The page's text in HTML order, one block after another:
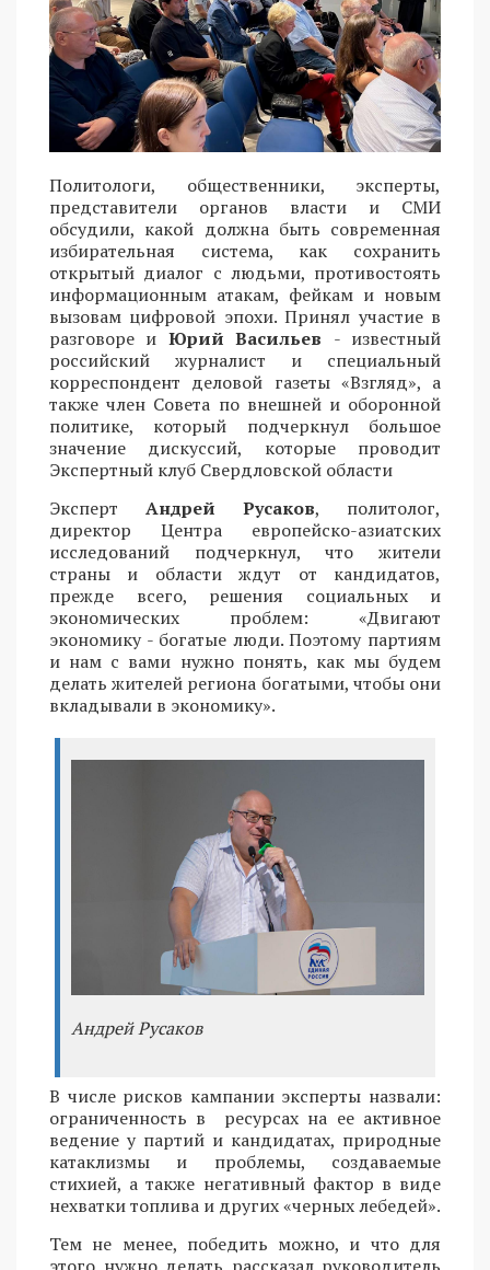
Политологи, общественники, эксперты,
представители органов власти и СМИ
обсудили, какой должна быть современная
избирательная система, как сохранить
открытый диалог с людьми, противостоять
информационным атакам, фейкам и новым
вызовам цифровой эпохи. Принял участие в
разговоре и Юрий Васильев - известный
российский журналист и специальный
корреспондент деловой газеты «Взгляд», а
также член Совета по внешней и оборонной
политике, который подчеркнул большое
значение дискуссий, которые проводит
Экспертный клуб Свердловской области
Эксперт Андрей Русаков, политолог,
директор Центра европейско-азиатских
исследований подчеркнул, что жители
страны и области ждут от кандидатов,
прежде всего, решения социальных и
экономических проблем: «Двигают
экономику - богатые люди. Поэтому партиям
и нам с вами нужно понять, как мы будем
делать жителей региона богатыми, чтобы они
вкладывали в экономику».
Андрей Русаков
В числе рисков кампании эксперты назвали:
ограниченность в ресурсах на ее активное
ведение у партий и кандидатах, природные
катаклизмы и проблемы, создаваемые
стихией, а также негативный фактор в виде
нехватки топлива и других «черных лебедей».
Тем не менее, победить можно, и что для